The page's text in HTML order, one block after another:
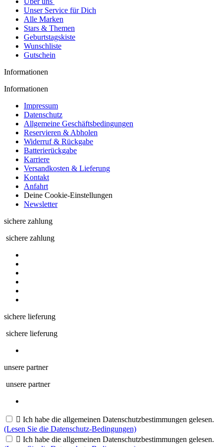
Unser Service für Dich
Alle Marken
Stars & Themen
Geburtstagskiste
Wunschliste
Gutschein
Informationen
Informationen
Impressum
Datenschutz
Allgemeine Geschäftsbedingungen
Reservieren & Abholen
Widerruf & Rückgabe
Batterierückgabe
Karriere
Versandkosten & Lieferung
Kontakt
Anfahrt
Deine Cookie-Einstellungen
Newsletter
sichere zahlung
sichere zahlung
sichere lieferung
sichere lieferung
unsere partner
unsere partner
 Ich habe die allgemeinen Datenschutzbestimmungen gelesen.
(Lesen Sie die Datenschutz-Bedingungen)
 Ich habe die allgemeinen Datenschutzbestimmungen gelesen.